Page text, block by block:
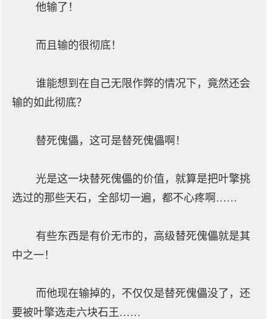
他输了！
而且输的很彻底！
谁能想到在自己无限作弊的情况下，竟然还会
输的如此彻底？
替死傀儡，这可是替死傀儡啊！
光是这一块替死傀儡的价值，就算是把叶擎挑
选过的那些天石，全部切一遍，都不心疼啊……
有些东西是有价无市的，高级替死傀儡就是其
中之一！
而他现在输掉的，不仅仅是替死傀儡没了，还
要被叶擎选走六块石王……